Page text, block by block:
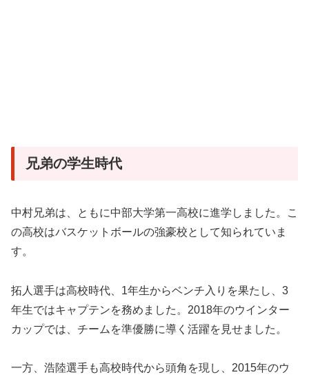
兄弟の学生時代
中村兄弟は、ともに中部大学第一高校に進学しました。こ
の高校はバスケットボールの強豪校として知られていま
す。
拓人選手は高校時代、1年生からベンチ入りを果たし、3
年生ではキャプテンを務めました。2018年のウインター
カップでは、チームを準優勝に導く活躍を見せました。
一方、浩陸選手も高校時代から頭角を現し、2015年のウ